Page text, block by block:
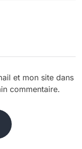
et mon site dans
commentaire.